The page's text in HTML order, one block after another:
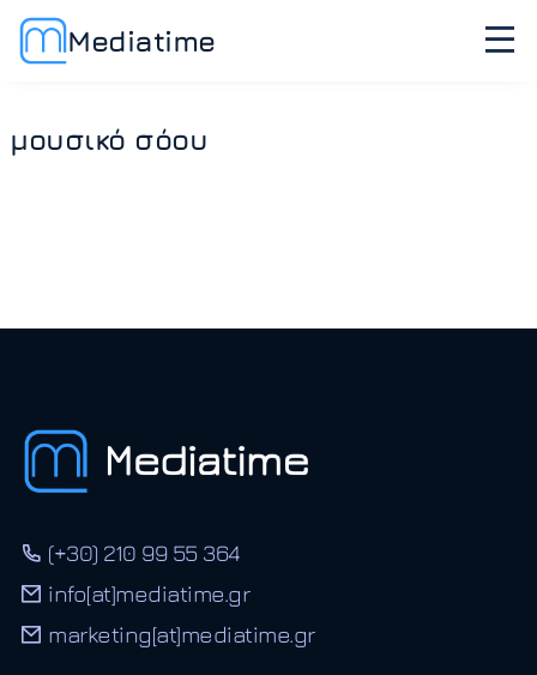
Mediatime
μουσικό σόου
(+30) 210 99 55 364
info[at]mediatime.gr
marketing[at]mediatime.gr